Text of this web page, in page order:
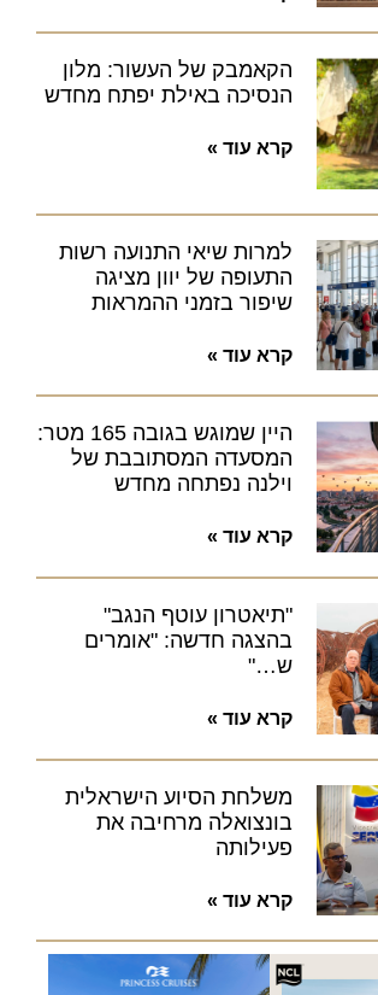
הקאמבק של העשור: מלון
הנסיכה באילת יפתח מחדש
קרא עוד »
למרות שיאי התנועה רשות
התעופה של יוון מציגה
שיפור בזמני ההמראות
קרא עוד »
היין שמוגש בגובה 165 מטר:
המסעדה המסתובבת של
וילנה נפתחה מחדש
קרא עוד »
"תיאטרון עוטף הנגב"
בהצגה חדשה: "אומרים
ש…"
קרא עוד »
משלחת הסיוע הישראלית
בונצואלה מרחיבה את
פעילותה
קרא עוד »